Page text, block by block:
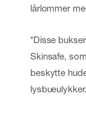
lårlommer
*Disse
Skinsafe,
beskytte
lysbueulykker.